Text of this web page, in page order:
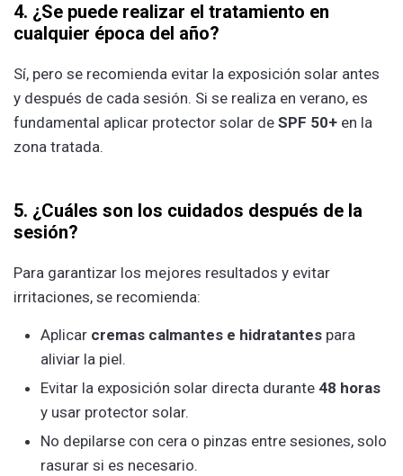
4. ¿Se puede realizar el tratamiento en
cualquier época del año?
Sí, pero se recomienda evitar la exposición solar antes
y después de cada sesión. Si se realiza en verano, es
fundamental aplicar protector solar de SPF 50+ en la
zona tratada.
5. ¿Cuáles son los cuidados después de la
sesión?
Para garantizar los mejores resultados y evitar
irritaciones, se recomienda:
Aplicar cremas calmantes e hidratantes para
aliviar la piel.
Evitar la exposición solar directa durante 48 horas
y usar protector solar.
No depilarse con cera o pinzas entre sesiones, solo
rasurar si es necesario.